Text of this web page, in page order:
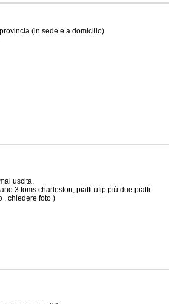
(in sede e a domicilio)
uscita,
3 toms charleston, piatti ufip più due piatti
, chiedere foto )